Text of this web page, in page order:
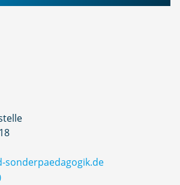
sonderpaedagogik.de